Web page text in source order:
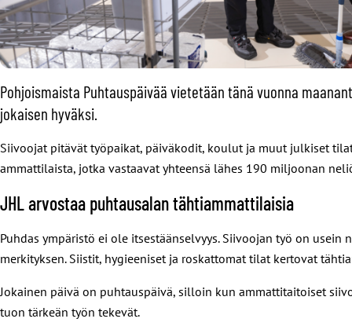
Pohjoismaista Puhtauspäivää vietetään tänä vuonna
jokaisen hyväksi.
Siivoojat pitävät työpaikat, päiväkodit, koulut ja muut julkiset
ammattilaista, jotka vastaavat yhteensä lähes 190 miljoonan
JHL arvostaa puhtausalan tähtiammattilaisia
Puhdas ympäristö ei ole itsestäänselvyys. Siivoojan työ on
merkityksen. Siistit, hygieeniset ja roskattomat tilat kertovat
Jokainen päivä on puhtauspäivä, silloin kun ammattitaitoiset
tuon tärkeän työn tekevät.